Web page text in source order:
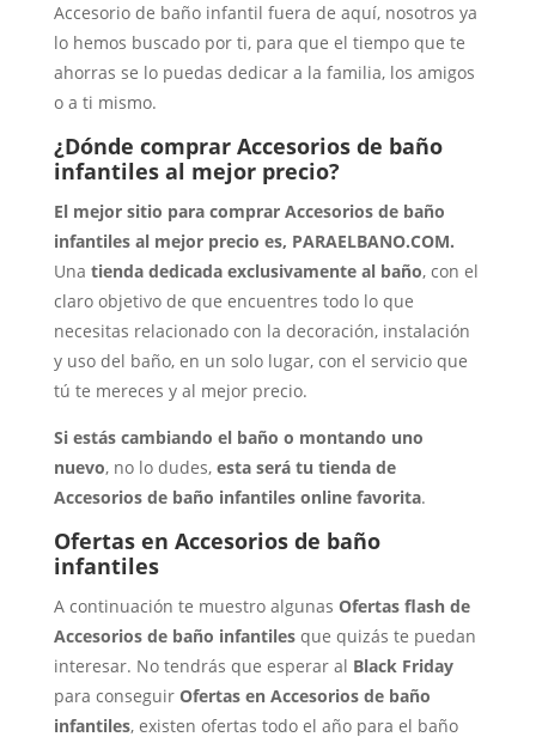
Accesorio de baño infantil fuera de aquí, nosotros ya
lo hemos buscado por ti, para que el tiempo que te
ahorras se lo puedas dedicar a la familia, los amigos
o a ti mismo.
¿Dónde comprar Accesorios de baño
infantiles al mejor precio?
El mejor sitio para comprar Accesorios de baño
infantiles al mejor precio es, PARAELBANO.COM.
Una tienda dedicada exclusivamente al baño, con el
claro objetivo de que encuentres todo lo que
necesitas relacionado con la decoración, instalación
y uso del baño, en un solo lugar, con el servicio que
tú te mereces y al mejor precio.
Si estás cambiando el baño o montando uno
nuevo, no lo dudes, esta será tu tienda de
Accesorios de baño infantiles online favorita.
Ofertas en Accesorios de baño
infantiles
A continuación te muestro algunas Ofertas flash de
Accesorios de baño infantiles que quizás te puedan
interesar. No tendrás que esperar al Black Friday
para conseguir Ofertas en Accesorios de baño
infantiles, existen ofertas todo el año para el baño